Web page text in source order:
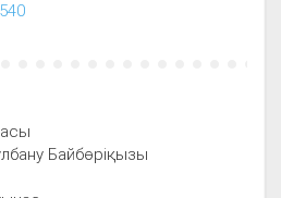
Байбөріқызы